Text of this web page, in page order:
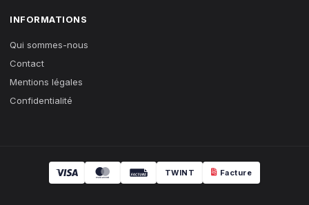
INFORMATIONS
Qui sommes-nous
Contact
Mentions légales
Confidentialité
TWINT Facture